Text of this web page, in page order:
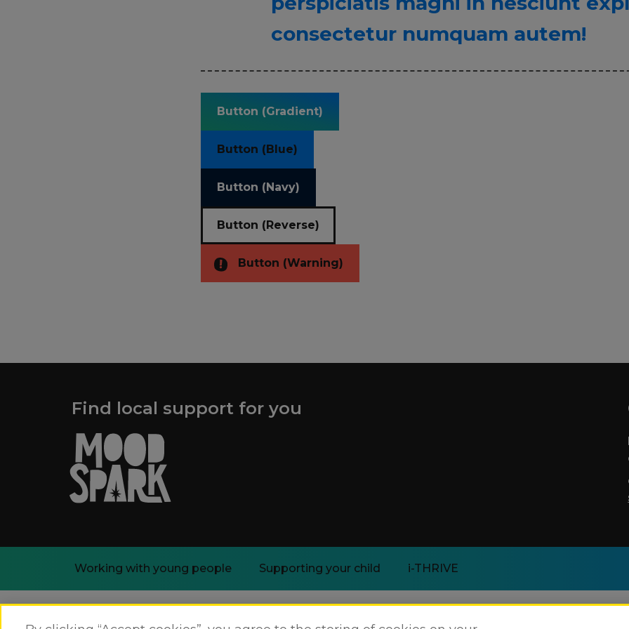
consectetur numquam autem!
Button (Gradient)
Button (Blue)
Button (Navy)
Button (Reverse)
Button (Warning)
Find local support for you
Working with young people Supporting your child i-THRIVE